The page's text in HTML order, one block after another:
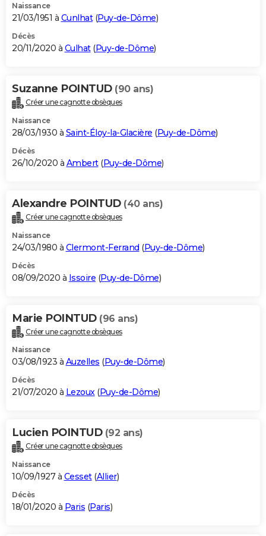
Naissance
21/03/1951 à Cunlhat(Puy-de-Dôme)
Décès
20/11/2020 à Culhat(Puy-de-Dôme)
Suzanne POINTUD (90 ans)
Créer une cagnotte obsèques
Naissance
28/03/1930 à Saint-Éloy-la-Glacière (Puy-de-Dôme)
Décès
26/10/2020 à Ambert(Puy-de-Dôme)
Alexandre POINTUD (40 ans)
Créer une cagnotte obsèques
Naissance
24/03/1980 à Clermont-Ferrand (Puy-de-Dôme)
Décès
08/09/2020 à Issoire (Puy-de-Dôme)
Marie POINTUD (96 ans)
Créer une cagnotte obsèques
Naissance
03/08/1923 à Auzelles (Puy-de-Dôme)
Décès
21/07/2020 à Lezoux(Puy-de-Dôme)
Lucien POINTUD (92 ans)
Créer une cagnotte obsèques
Naissance
10/09/1927 à Cesset(Allier)
Décès
18/01/2020 à Paris (Paris)